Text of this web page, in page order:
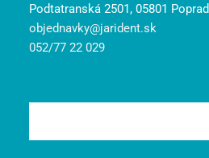
Podtatranská 2501, 05801 Poprad
objednavky@jarident.sk
052/77 22 029